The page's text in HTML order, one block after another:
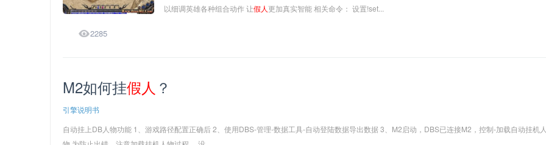
以细调英雄各种组合动作 让假人更加真实智能 相关命令： 设置!set...
2285
M2如何挂假人 ？
引擎说明书
自动挂上DB人物功能 1、游戏路径配置正确后 2、使用DBS-管理-数据工具-自动登陆数据导出数据 3、M2启动，DBS已连接M2，控制-加载自动挂机人